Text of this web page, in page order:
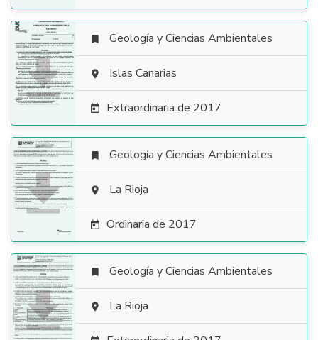

 Geología y Ciencias Ambientales
 Islas Canarias
 Extraordinaria de 2017

 Geología y Ciencias Ambientales
 La Rioja
 Ordinaria de 2017

 Geología y Ciencias Ambientales
 La Rioja